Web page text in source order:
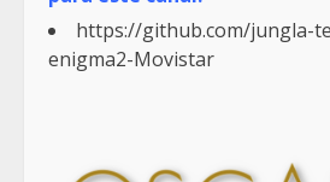
https://github.com/jungla-
enigma2-Movistar